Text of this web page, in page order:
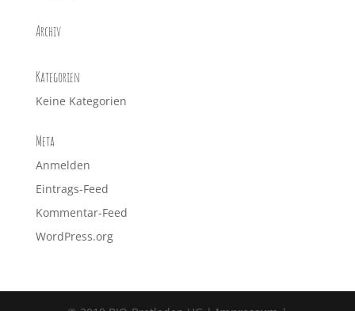
Archiv
Kategorien
Keine Kategorien
Meta
Anmelden
Eintrags-Feed
Kommentar-Feed
WordPress.org